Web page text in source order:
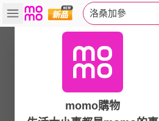
洛桑加參
momo購物